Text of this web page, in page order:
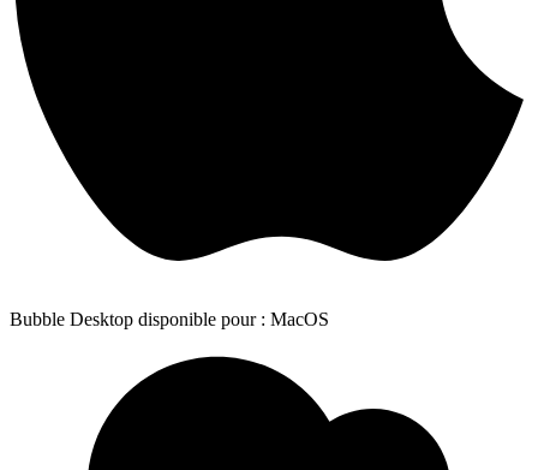
Bubble Desktop disponible pour : MacOS